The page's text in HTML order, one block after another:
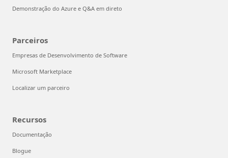
Demonstração do Azure e Q&A em direto
Parceiros
Empresas de Desenvolvimento de Software
Microsoft Marketplace
Localizar um parceiro
Recursos
Documentação
Blogue